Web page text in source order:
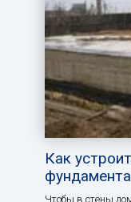
Как
фундамента
Чтобы в стены